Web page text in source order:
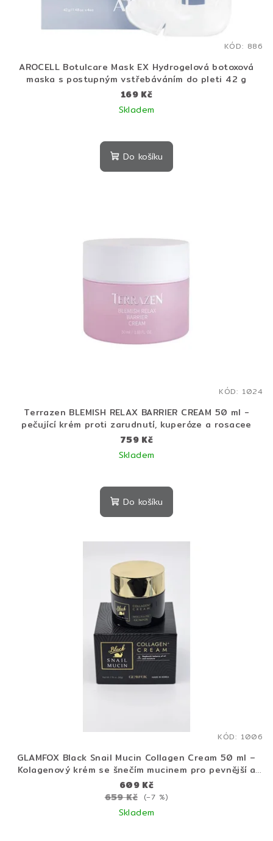
AROCELL Botulcare Mask EX Hydrogelová botoxová
maska s postupným vstřebáváním do pleti 42 g
169 Kč
Skladem
Do košíku
KÓD: 886
Terrazen BLEMISH RELAX BARRIER CREAM 50 ml -
pečující krém proti zarudnutí, kuperóze a rosacee
759 Kč
Skladem
hodnocení
produktu
hvězdiček.
Do košíku
KÓD: 1024
GLAMFOX Black Snail Mucin Collagen Cream 50 ml –
Kolagenový krém se šnečím mucinem pro pevnější a
hydratovanou pleť
609 Kč
659 Kč (–7 %)
Skladem
KÓD: 1006